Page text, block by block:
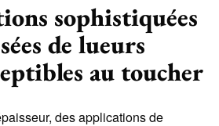
sophistiquées
de lueurs
au toucher
des applications de